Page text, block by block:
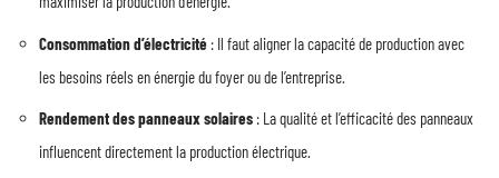
Consommation d’électricité : Il faut aligner la capacité de production avec
les besoins réels en énergie du foyer ou de l’entreprise.
Rendement des panneaux solaires : La qualité et l’efficacité des panneaux
influencent directement la production électrique.